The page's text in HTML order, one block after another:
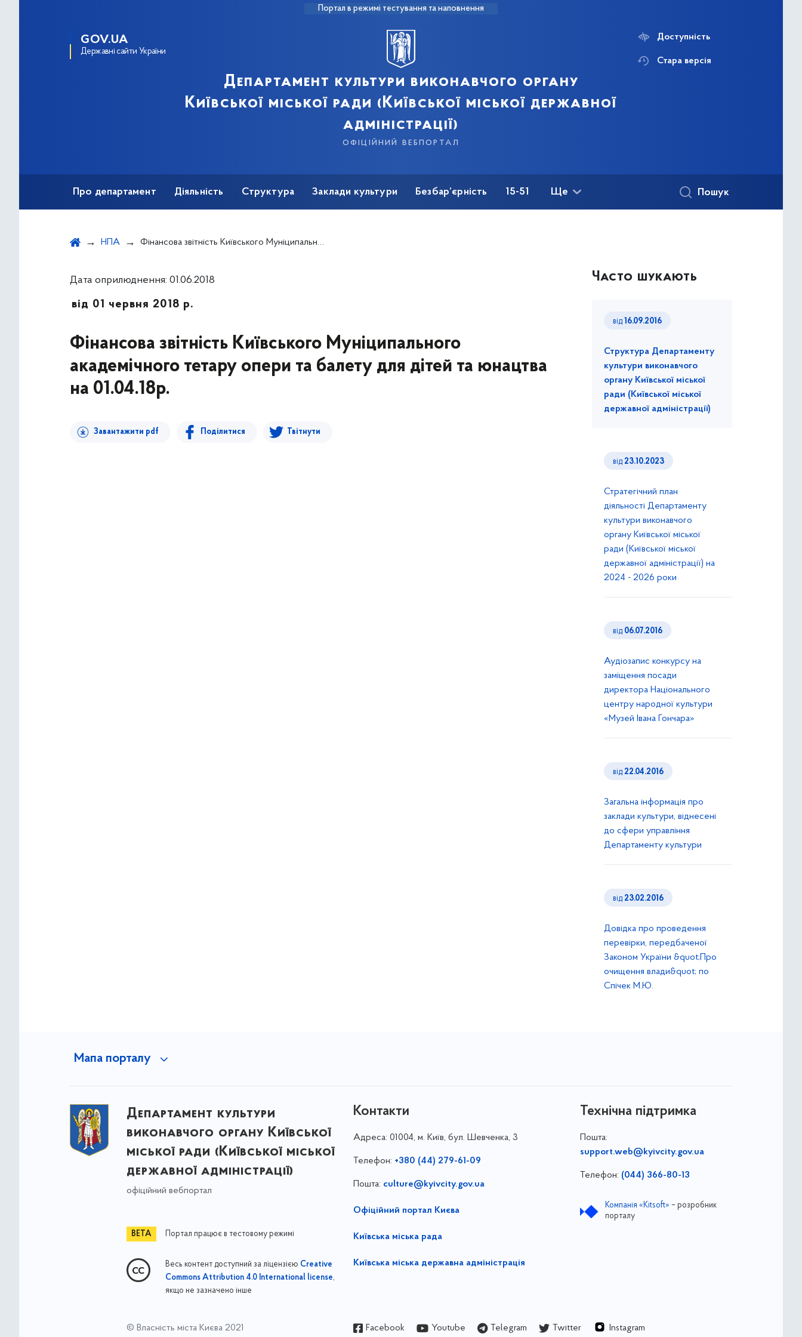
Портал в режимі тестування та наповнення
GOV.UA
Державні сайти України
Департамент культури виконавчого органу
Київської міської ради (Київської міської державної
адміністрації)
офіційний вебпортал
Доступність
Стара версія
Про департамент Діяльність Структура Заклади культури Безбар’єрність 15-51 Ще Пошук
НПА Фінансова звітність Київського Муніципального академічного тетару опери та балету для дітей та юнацтва на 01.04.18р.
Дата оприлюднення: 01.06.2018
від 01 червня 2018 р.
Фінансова звітність Київського Муніципального
академічного тетару опери та балету для дітей та юнацтва
на 01.04.18р.
Завантажити pdf Поділитися Твітнути
Часто шукають
від 16.09.2016
Структура Департаменту
культури виконавчого
органу Київської міської
ради (Київської міської
державної адміністрації)
від 23.10.2023
Стратегічний план
діяльності Департаменту
культури виконавчого
органу Київської міської
ради (Київської міської
державної адміністрації) на
2024 - 2026 роки
від 06.07.2016
Аудіозапис конкурсу на
заміщення посади
директора Національного
центру народної культури
«Музей Івана Гончара»
від 22.04.2016
Загальна інформація про
заклади культури, віднесені
до сфери управління
Департаменту культури
від 23.02.2016
Довідка про проведення
перевірки, передбаченої
Законом України &quot;Про
очищення влади&quot; по
Спічек М.Ю.
Мапа порталу
Департамент культури
виконавчого органу Київської
міської ради (Київської міської
державної адміністрації)
офіційний вебпортал
Портал працює в тестовому режимі
Весь контент доступний за ліцензією Creative
Commons Attribution 4.0 International license,
якщо не зазначено інше
Контакти
Адреса: 01004, м. Київ, бул. Шевченка, 3
Телефон: +380 (44) 279-61-09
Пошта: culture@kyivcity.gov.ua
Офіційний портал Києва
Київська міська рада
Київська міська державна адміністрація
Технічна підтримка
Пошта:
support.web@kyivcity.gov.ua
Телефон: (044) 366-80-13
Компанія «Kitsoft» – розробник
порталу
© Власність міста Києва 2021 Facebook Youtube Telegram Twitter Instagram